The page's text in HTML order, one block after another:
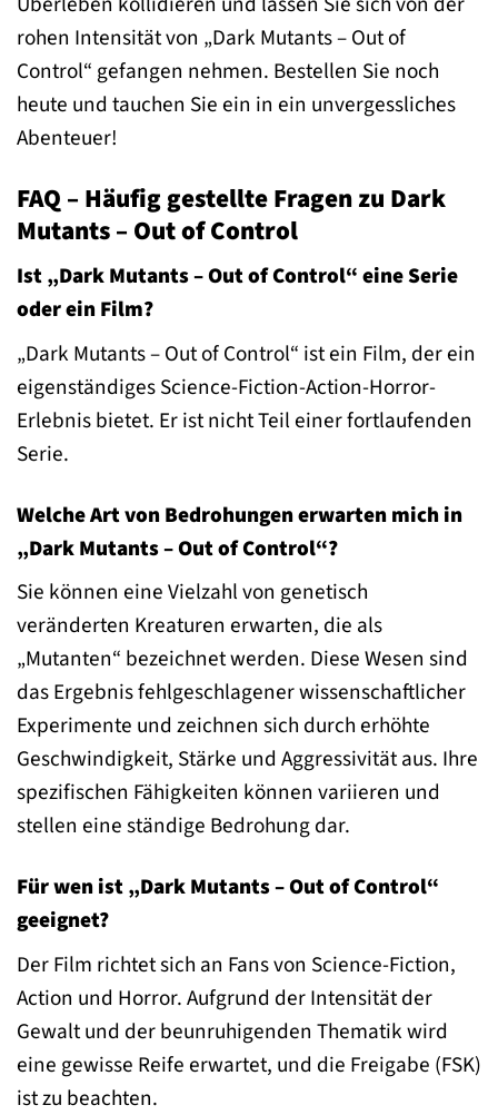
rohen Intensität von „Dark Mutants – Out of
Control“ gefangen nehmen. Bestellen Sie noch
heute und tauchen Sie ein in ein unvergessliches
Abenteuer!
FAQ – Häufig gestellte Fragen zu Dark
Mutants – Out of Control
Ist „Dark Mutants – Out of Control“ eine Serie
oder ein Film?
„Dark Mutants – Out of Control“ ist ein Film, der ein
eigenständiges Science-Fiction-Action-Horror-
Erlebnis bietet. Er ist nicht Teil einer fortlaufenden
Serie.
Welche Art von Bedrohungen erwarten mich in
„Dark Mutants – Out of Control“?
Sie können eine Vielzahl von genetisch
veränderten Kreaturen erwarten, die als
„Mutanten“ bezeichnet werden. Diese Wesen sind
das Ergebnis fehlgeschlagener wissenschaftlicher
Experimente und zeichnen sich durch erhöhte
Geschwindigkeit, Stärke und Aggressivität aus. Ihre
spezifischen Fähigkeiten können variieren und
stellen eine ständige Bedrohung dar.
Für wen ist „Dark Mutants – Out of Control“
geeignet?
Der Film richtet sich an Fans von Science-Fiction,
Action und Horror. Aufgrund der Intensität der
Gewalt und der beunruhigenden Thematik wird
eine gewisse Reife erwartet, und die Freigabe (FSK)
ist zu beachten.